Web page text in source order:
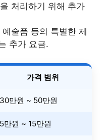
처리하기 위해 추가
예술품 등의 특별한 제
추가 요금.
가격 범위
30만원 ~ 50만원
5만원 ~ 15만원